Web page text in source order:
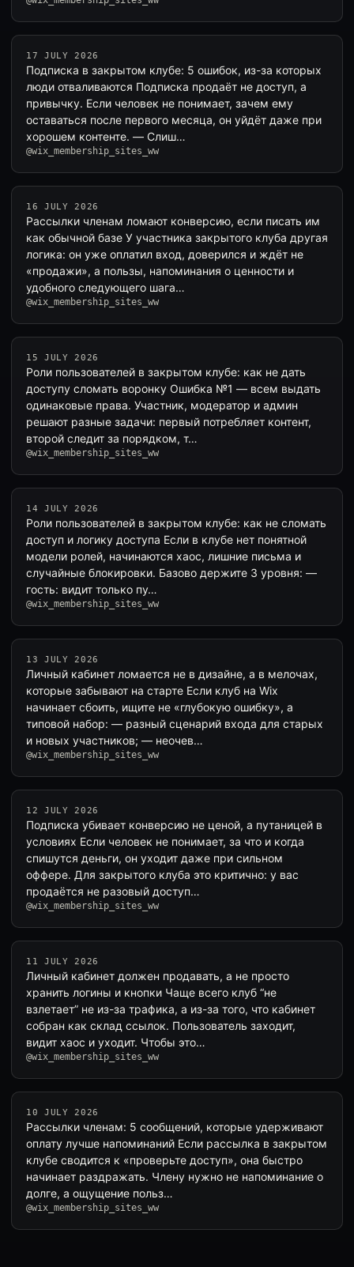
17 JULY 2026
Подписка в закрытом клубе: 5 ошибок, из-за которых
люди отваливаются Подписка продаёт не доступ, а
привычку. Если человек не понимает, зачем ему
оставаться после первого месяца, он уйдёт даже при
хорошем контенте. — Слиш…
@wix_membership_sites_ww
16 JULY 2026
Рассылки членам ломают конверсию, если писать им
как обычной базе У участника закрытого клуба другая
логика: он уже оплатил вход, доверился и ждёт не
«продажи», а пользы, напоминания о ценности и
удобного следующего шага…
@wix_membership_sites_ww
15 JULY 2026
Роли пользователей в закрытом клубе: как не дать
доступу сломать воронку Ошибка №1 — всем выдать
одинаковые права. Участник, модератор и админ
решают разные задачи: первый потребляет контент,
второй следит за порядком, т…
@wix_membership_sites_ww
14 JULY 2026
Роли пользователей в закрытом клубе: как не сломать
доступ и логику доступа Если в клубе нет понятной
модели ролей, начинаются хаос, лишние письма и
случайные блокировки. Базово держите 3 уровня: —
гость: видит только пу…
@wix_membership_sites_ww
13 JULY 2026
Личный кабинет ломается не в дизайне, а в мелочах,
которые забывают на старте Если клуб на Wix
начинает сбоить, ищите не «глубокую ошибку», а
типовой набор: — разный сценарий входа для старых
и новых участников; — неочев…
@wix_membership_sites_ww
12 JULY 2026
Подписка убивает конверсию не ценой, а путаницей в
условиях Если человек не понимает, за что и когда
спишутся деньги, он уходит даже при сильном
оффере. Для закрытого клуба это критично: у вас
продаётся не разовый доступ…
@wix_membership_sites_ww
11 JULY 2026
Личный кабинет должен продавать, а не просто
хранить логины и кнопки Чаще всего клуб “не
взлетает” не из-за трафика, а из-за того, что кабинет
собран как склад ссылок. Пользователь заходит,
видит хаос и уходит. Чтобы это…
@wix_membership_sites_ww
10 JULY 2026
Рассылки членам: 5 сообщений, которые удерживают
оплату лучше напоминаний Если рассылка в закрытом
клубе сводится к «проверьте доступ», она быстро
начинает раздражать. Члену нужно не напоминание о
долге, а ощущение польз…
@wix_membership_sites_ww